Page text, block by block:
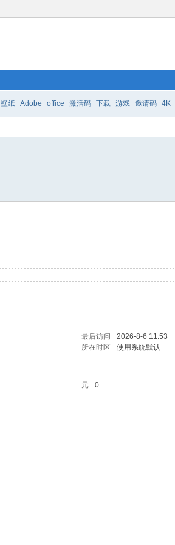
壁纸 Adobe office 激活码 下载 游戏 邀请码 4K
最后访问
2026-8-6 11:53
所在时区 使用系统默认
元
0